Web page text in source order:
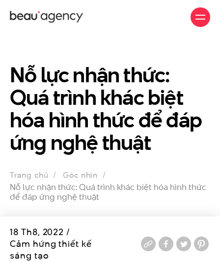
đến
Nỗ lực nhận thức:
Quá trình khác biệt
hóa hình thức để đáp
ứng nghệ thuật
Trang chủ Góc nhìn
Nỗ lực nhận thức: Quá trình khác biệt hóa hình thức
để đáp ứng nghệ thuật
18 Th8, 2022 /
Cảm hứng thiết kế
sáng tạo